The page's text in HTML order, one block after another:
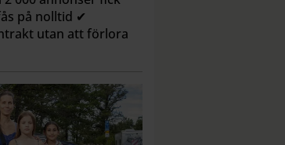
på nolltid ✔
utan att förlora